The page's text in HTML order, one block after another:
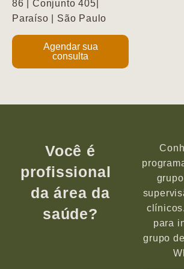
86 | Conjunto 405|
Paraíso | São Paulo
Agendar sua
consulta
Você é
profissional
da área da
saúde?
para
grupo